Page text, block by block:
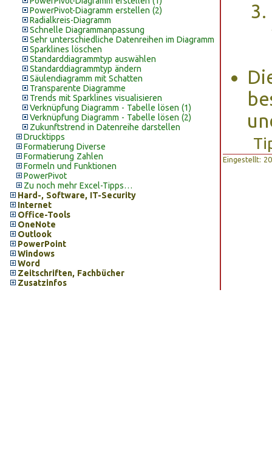
PowerPivot-Diagramm erstellen (2)
Radialkreis-Diagramm
Schnelle Diagrammanpassung
Sehr unterschiedliche Datenreihen im Diagramm
Sparklines löschen
Standarddiagrammtyp auswählen
Standarddiagrammtyp ändern
Säulendiagramm mit Schatten
Transparente Diagramme
Trends mit Sparklines visualisieren
Verknüpfung Diagramm - Tabelle lösen (1)
Verknüpfung Diagramm - Tabelle lösen (2)
Zukunftstrend in Datenreihe darstellen
Drucktipps
Formatierung Diverse
Formatierung Zahlen
Formeln und Funktionen
PowerPivot
Zu noch mehr Excel-Tipps…
Hard-, Software, IT-Security
Internet
Office-Tools
OneNote
Outlook
PowerPoint
Windows
Word
Zeitschriften, Fachbücher
Zusatzinfos
Eingestellt: